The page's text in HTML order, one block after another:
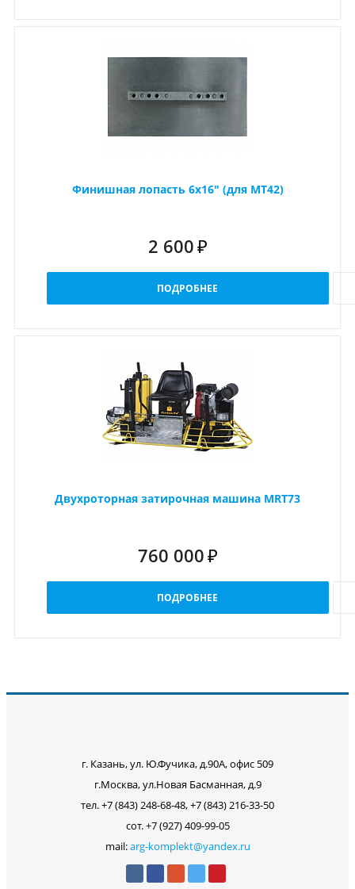
Финишная лопасть 6x16" (для MT42)
2 600 ₽
ПОДРОБНЕЕ
Двухроторная затирочная машина MRT73
760 000 ₽
ПОДРОБНЕЕ
г. Казань, ул. Ю.Фучика, д.90А, офис 509
г.Москва, ул.Новая Басманная, д.9
тел. +7 (843) 248-68-48, +7 (843) 216-33-50
сот. +7 (927) 409-99-05
mail:arg-komplekt@yandex.ru